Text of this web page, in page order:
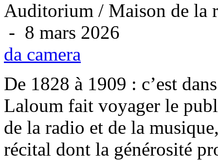
Auditorium / Maison de la
- 8 mars 2026
da camera
De 1828 à 1909 : c’est
Laloum fait voyager le
de la radio et de la
récital dont la générosité